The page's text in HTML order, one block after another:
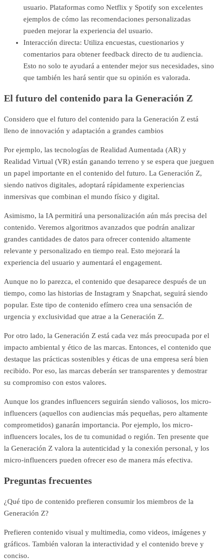
usuario. Plataformas como Netflix y Spotify son excelentes
ejemplos de cómo las recomendaciones personalizadas
pueden mejorar la experiencia del usuario.
Interacción directa: Utiliza encuestas, cuestionarios y
comentarios para obtener feedback directo de tu audiencia.
Esto no solo te ayudará a entender mejor sus necesidades, sino
que también les hará sentir que su opinión es valorada.
El futuro del contenido para la Generación Z
Considero que el futuro del contenido para la Generación Z está
lleno de innovación y adaptación a grandes cambios
Por ejemplo, las tecnologías de Realidad Aumentada (AR) y
Realidad Virtual (VR) están ganando terreno y se espera que jueguen
un papel importante en el contenido del futuro. La Generación Z,
siendo nativos digitales, adoptará rápidamente experiencias
inmersivas que combinan el mundo físico y digital.
Asimismo, la IA permitirá una personalización aún más precisa del
contenido. Veremos algoritmos avanzados que podrán analizar
grandes cantidades de datos para ofrecer contenido altamente
relevante y personalizado en tiempo real. Esto mejorará la
experiencia del usuario y aumentará el engagement.
Aunque no lo parezca, el contenido que desaparece después de un
tiempo, como las historias de Instagram y Snapchat, seguirá siendo
popular. Este tipo de contenido efímero crea una sensación de
urgencia y exclusividad que atrae a la Generación Z.
Por otro lado, la Generación Z está cada vez más preocupada por el
impacto ambiental y ético de las marcas. Entonces, el contenido que
destaque las prácticas sostenibles y éticas de una empresa será bien
recibido. Por eso, las marcas deberán ser transparentes y demostrar
su compromiso con estos valores.
Aunque los grandes influencers seguirán siendo valiosos, los micro-
influencers (aquellos con audiencias más pequeñas, pero altamente
comprometidos) ganarán importancia. Por ejemplo, los micro-
influencers locales, los de tu comunidad o región. Ten presente que
la Generación Z valora la autenticidad y la conexión personal, y los
micro-influencers pueden ofrecer eso de manera más efectiva.
Preguntas frecuentes
¿Qué tipo de contenido prefieren consumir los miembros de la
Generación Z?
Prefieren contenido visual y multimedia, como videos, imágenes y
gráficos. También valoran la interactividad y el contenido breve y
conciso.